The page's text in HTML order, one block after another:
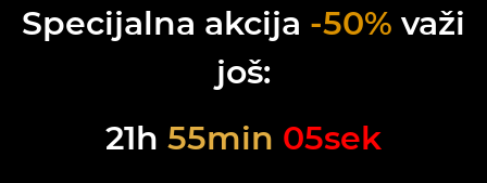
Specijalna akcija -50% važi
još:
21h 55min 05sek